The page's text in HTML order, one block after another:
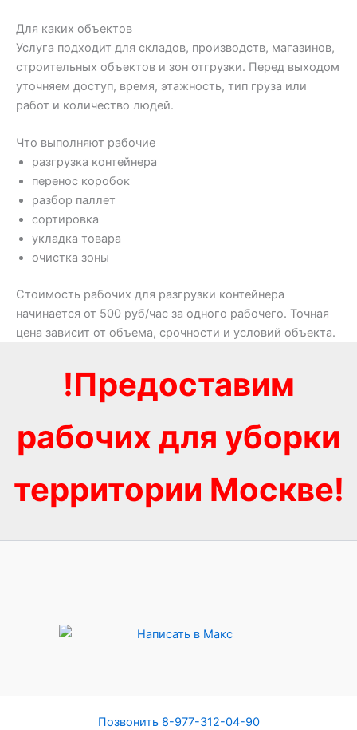
Для каких объектов
Услуга подходит для складов, производств, магазинов,
строительных объектов и зон отгрузки. Перед выходом
уточняем доступ, время, этажность, тип груза или
работ и количество людей.
Что выполняют рабочие
разгрузка контейнера
перенос коробок
разбор паллет
сортировка
укладка товара
очистка зоны
Стоимость рабочих для разгрузки контейнера
начинается от 500 руб/час за одного рабочего. Точная
цена зависит от объема, срочности и условий объекта.
!Предоставим
рабочих для уборки
территории Москве!
Позвонить 8-977-312-04-90